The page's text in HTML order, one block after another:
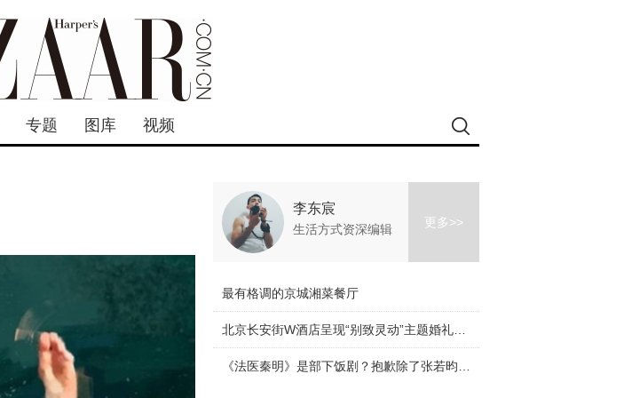
专题 图库 视频
李东宸
生活方式资深编辑 更多>>
最有格调的京城湘菜餐厅